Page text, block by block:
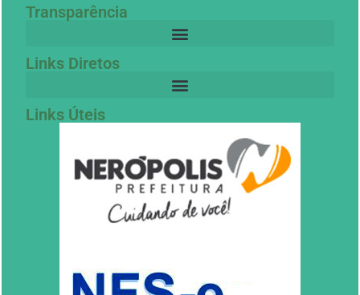
Transparência
Links Diretos
Links Úteis